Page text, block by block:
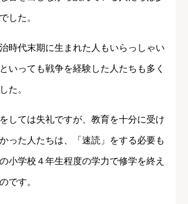
した。
時代末期に生まれた人もいらっしゃい
いっても戦争を経験した人たちも多く
た。
しては失礼ですが、教育を十分に受け
った人たちは、「速読」をする必要も
小学校４年生程度の学力で修学を終え
です。